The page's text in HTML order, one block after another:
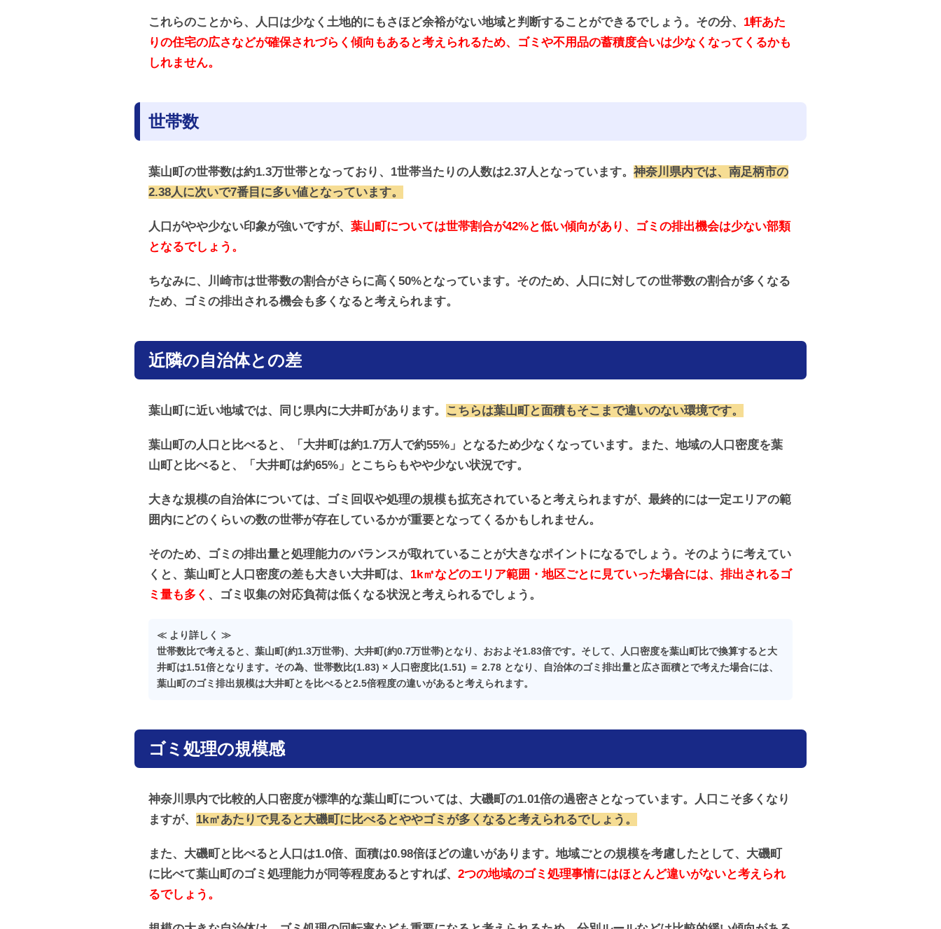
これらのことから、人口は少なく土地的にもさほど余裕がない地域と判断することができるでしょう。その分、 1軒あた
りの住宅の広さなどが確保されづらく傾向もあると考えられるため、ゴミや不用品の蓄積度合いは少なくなってくるかも
しれません。
世帯数
葉山町の世帯数は約1.3万世帯となっており、1世帯当たりの人数は2.37人となっています。 神奈川県内では、南足柄市の
2.38人に次いで7番目に多い値となっています。
人口がやや少ない印象が強いですが、 葉山町については世帯割合が42%と低い傾向があり、ゴミの排出機会は少ない部類
となるでしょう。
ちなみに、川崎市は世帯数の割合がさらに高く50%となっています。そのため、人口に対しての世帯数の割合が多くなる
ため、ゴミの排出される機会も多くなると考えられます。
近隣の自治体との差
葉山町に近い地域では、同じ県内に大井町があります。 こちらは葉山町と面積もそこまで違いのない環境です。
葉山町の人口と比べると、「大井町は約1.7万人で約55%」となるため少なくなっています。また、地域の人口密度を葉
山町と比べると、「大井町は約65%」とこちらもやや少ない状況です。
大きな規模の自治体については、ゴミ回収や処理の規模も拡充されていると考えられますが、最終的には一定エリアの範
囲内にどのくらいの数の世帯が存在しているかが重要となってくるかもしれません。
そのため、ゴミの排出量と処理能力のバランスが取れていることが大きなポイントになるでしょう。そのように考えてい
くと、葉山町と人口密度の差も大きい大井町は、 1k㎡などのエリア範囲・地区ごとに見ていった場合には、排出されるゴ
ミ量も多く 、ゴミ収集の対応負荷は低くなる状況と考えられるでしょう。
≪ より詳しく ≫
世帯数比で考えると、葉山町(約1.3万世帯)、大井町(約0.7万世帯)となり、おおよそ1.83倍です。そして、人口密度を葉山町比で換算すると大
井町は1.51倍となります。その為、世帯数比(1.83) × 人口密度比(1.51) ＝ 2.78 となり、自治体のゴミ排出量と広さ面積とで考えた場合には、
葉山町のゴミ排出規模は大井町とを比べると2.5倍程度の違いがあると考えられます。
ゴミ処理の規模感
神奈川県内で比較的人口密度が標準的な葉山町については、大磯町の1.01倍の過密さとなっています。人口こそ多くなり
ますが、 1k㎡あたりで見ると大磯町に比べるとややゴミが多く なると考えられるでしょう。
また、大磯町と比べると人口は1.0倍、面積は0.98倍ほどの違いがあります。地域ごとの規模を考慮したとして、大磯町
に比べて葉山町のゴミ処理能力が同等程度あるとすれば、 2つの地域のゴミ処理事情にはほとんど違いがないと考えられ
るでしょう。